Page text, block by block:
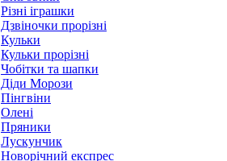
Різні іграшки
Дзвіночки прорізні
Кульки
Кульки прорізні
Чобітки та шапки
Діди Морози
Пінгвіни
Олені
Пряники
Лускунчик
Новорічний експрес